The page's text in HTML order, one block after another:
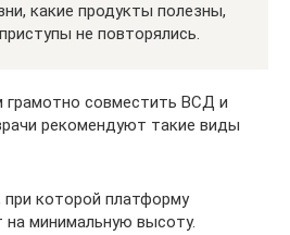
какие продукты полезны,
не повторялись.
совместить ВСД и
рекомендуют такие виды
при которой платформу
на минимальную высоту.